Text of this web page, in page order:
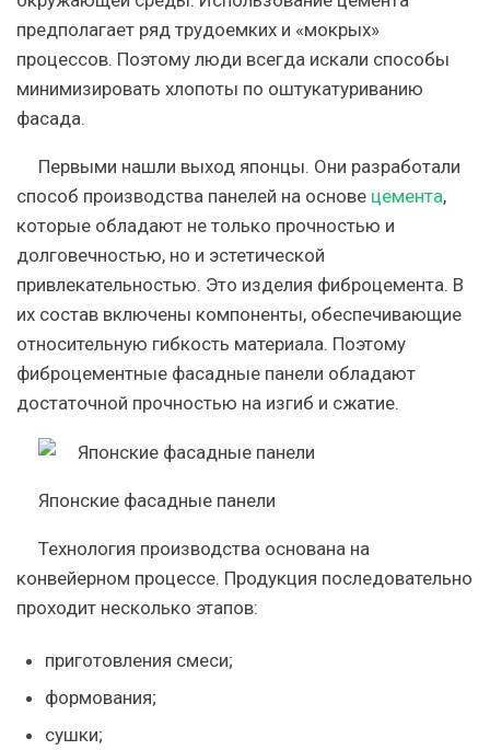
предполагает ряд трудоемких и «мокрых»
процессов. Поэтому люди всегда искали способы
минимизировать хлопоты по оштукатуриванию
фасада.
Первыми нашли выход японцы. Они разработали
способ производства панелей на основе цемента,
которые обладают не только прочностью и
долговечностью, но и эстетической
привлекательностью. Это изделия фиброцемента. В
их состав включены компоненты, обеспечивающие
относительную гибкость материала. Поэтому
фиброцементные фасадные панели обладают
достаточной прочностью на изгиб и сжатие.
Японские фасадные панели
Технология производства основана на
конвейерном процессе. Продукция последовательно
проходит несколько этапов:
приготовления смеси;
формования;
сушки;